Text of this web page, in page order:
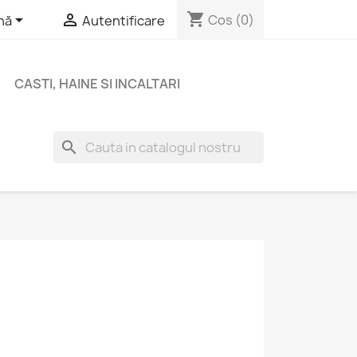
  Autentificare shopping_cart Cos (0)
CASTI, HAINE SI INCALTARI
search